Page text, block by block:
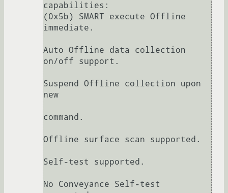
capabilities:
(0x5b) SMART execute Offline
immediate.
Auto Offline data collection
on/off support.
Suspend Offline collection upon
new
command.
Offline surface scan supported.
Self-test supported.
No Conveyance Self-test